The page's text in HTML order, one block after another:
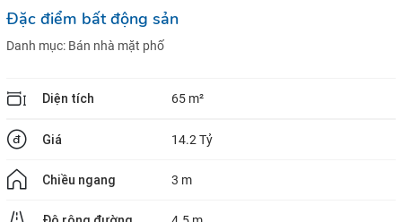
Đặc điểm bất động sản
Danh mục: Bán nhà mặt phố
Diện tích 65 m²
Giá 14.2 Tỷ
Chiều ngang 3 m